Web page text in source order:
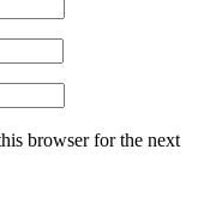
browser for the next